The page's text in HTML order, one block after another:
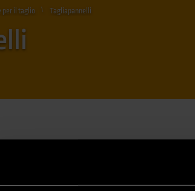
per il taglio Tagliapannelli